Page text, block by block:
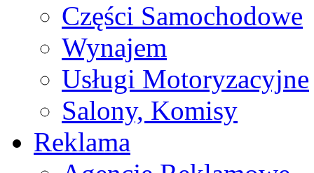
Części Samochodowe
Wynajem
Usługi Motoryzacyjne
Salony, Komisy
Reklama